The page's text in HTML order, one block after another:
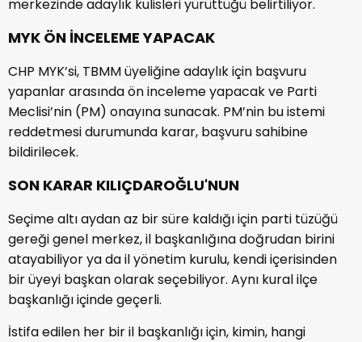
merkezinde adaylık kulisleri yürüttüğü belirtiliyor.
MYK ÖN İNCELEME YAPACAK
CHP MYK’si, TBMM üyeliğine adaylık için başvuru
yapanlar arasında ön inceleme yapacak ve Parti
Meclisi’nin (PM) onayına sunacak. PM’nin bu istemi
reddetmesi durumunda karar, başvuru sahibine
bildirilecek.
SON KARAR KILIÇDAROĞLU'NUN
Seçime altı aydan az bir süre kaldığı için parti tüzüğü
gereği genel merkez, il başkanlığına doğrudan birini
atayabiliyor ya da il yönetim kurulu, kendi içerisinden
bir üyeyi başkan olarak seçebiliyor. Aynı kural ilçe
başkanlığı içinde geçerli.
İstifa edilen her bir il başkanlığı için, kimin, hangi